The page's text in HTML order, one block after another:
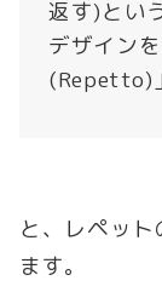
返す)とい
デザイン
(Repetto)
と、レペッ
ます。